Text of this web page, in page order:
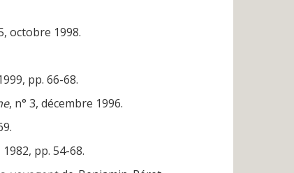
octobre 1998.
pp. 66-68.
, n° 3, décembre 1996.
pp. 54-68.